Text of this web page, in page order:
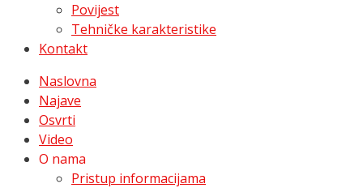
Povijest
Tehničke karakteristike
Kontakt
Naslovna
Najave
Osvrti
Video
O nama
Pristup informacijama